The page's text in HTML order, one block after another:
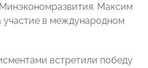
Максим
участие в международном
встретили победу